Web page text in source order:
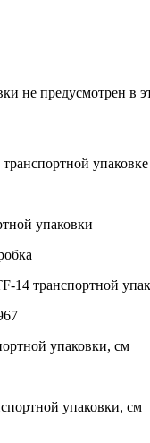
не предусмотрен в
упаковке
упаковки
14 транспортной
упаковки, см
упаковки, см